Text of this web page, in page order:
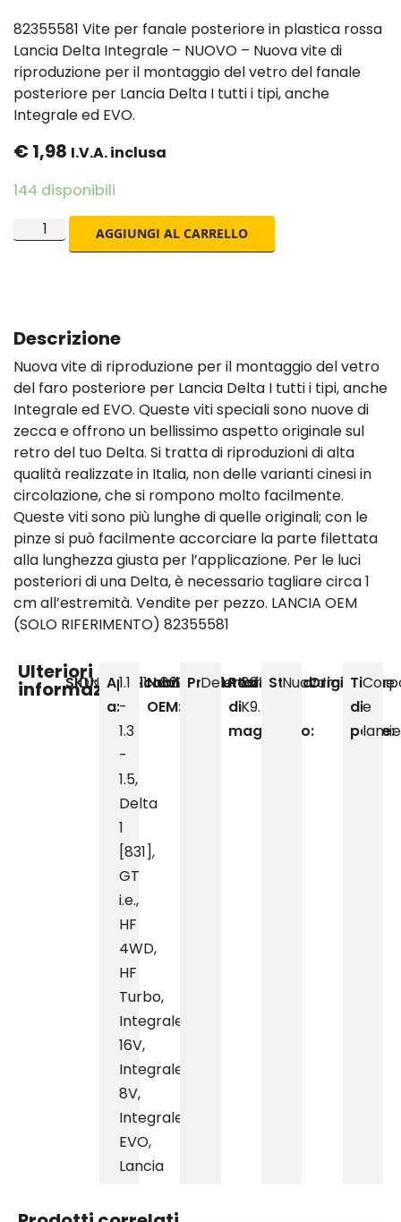
82355581 Vite per fanale posteriore in plastica rossa
Lancia Delta Integrale – NUOVO – Nuova vite di
riproduzione per il montaggio del vetro del fanale
posteriore per Lancia Delta I tutti i tipi, anche
Integrale ed EVO.
€ 1,98 I.V.A. inclusa
144 disponibili
AGGIUNGI AL CARRELLO
Descrizione
Nuova vite di riproduzione per il montaggio del vetro
del faro posteriore per Lancia Delta I tutti i tipi, anche
Integrale ed EVO. Queste viti speciali sono nuove di
zecca e offrono un bellissimo aspetto originale sul
retro del tuo Delta. Si tratta di riproduzioni di alta
qualità realizzate in Italia, non delle varianti cinesi in
circolazione, che si rompono molto facilmente.
Queste viti sono più lunghe di quelle originali; con le
pinze si può facilmente accorciare la parte filettata
alla lunghezza giusta per l’applicazione. Per le luci
posteriori di una Delta, è necessario tagliare circa 1
cm all’estremità. Vendite per pezzo. LANCIA OEM
(SOLO RIFERIMENTO) 82355581
Ulteriori
informazioni
SKU:
DN0100121
Applicabile
a:
1.1
-
1.3
-
1.5,
Delta
1
[831],
GT
i.e.,
HF
4WD,
HF
Turbo,
Integrale
16V,
Integrale
8V,
Integrale
EVO,
Lancia
Numero
OEM:
82355581
Produttore:
Delenkorf
Posizione
di
magazzino:
888,
K9.5
Stand:
NuovoOriginalità:
Imitazione
Tipo
di
parte:
e